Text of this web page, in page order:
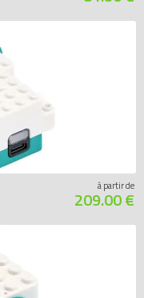
à partir de
209.00 €